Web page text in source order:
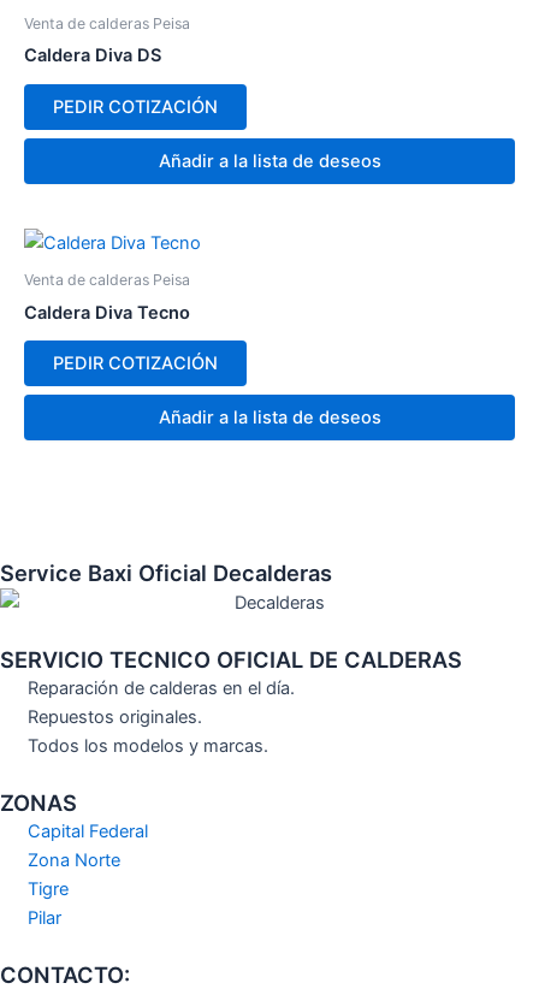
Venta de calderas Peisa
Caldera Diva DS
PEDIR COTIZACIÓN
Añadir a la lista de deseos
Venta de calderas Peisa
Caldera Diva Tecno
PEDIR COTIZACIÓN
Añadir a la lista de deseos
Service Baxi Oficial Decalderas
SERVICIO TECNICO OFICIAL DE CALDERAS
Reparación de calderas en el día.
Repuestos originales.
Todos los modelos y marcas.
ZONAS
Capital Federal
Zona Norte
Tigre
Pilar
CONTACTO: